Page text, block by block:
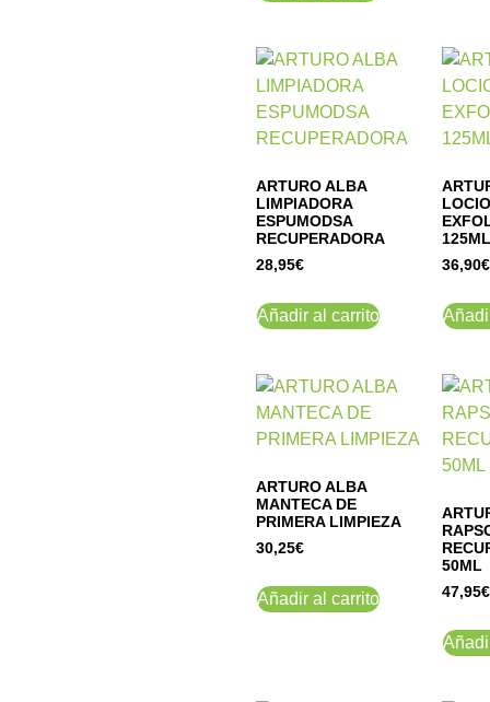
ARTURO ALBA
LIMPIADORA
ESPUMODSA
RECUPERADORA
28,95€
Añadir al carrito
125ML
36,90€
ARTURO ALBA
MANTECA DE
PRIMERA LIMPIEZA
30,25€
Añadir al carrito
50ML
47,95€